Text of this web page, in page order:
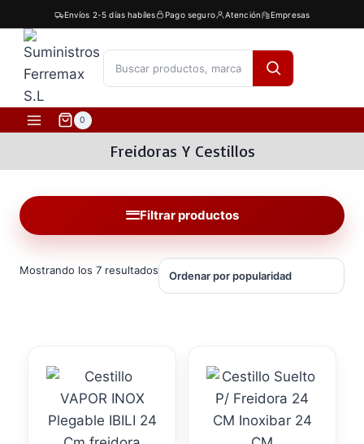
al
contenido
Envíos 2-5 días habíles Pago seguro Atención Empresas
0
Freidoras Y Cestillos
Filtrar productos
Mostrando los 7 resultadosOrdenado
por